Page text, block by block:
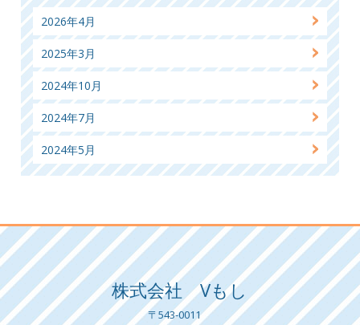
2026年4月
2025年3月
2024年10月
2024年7月
2024年5月
株式会社 Vもし
〒543-0011